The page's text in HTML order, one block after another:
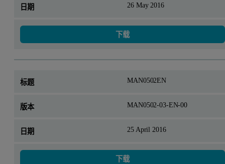
26 May 2016
下载
MAN0502EN
MAN0502-03-EN-00
25 April 2016
下载